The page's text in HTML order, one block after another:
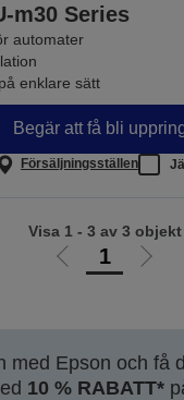
m30 Series
automater
enklare sätt
Begär att få bli
Försäljningsställen
Gå
1
Gå
Visa 1 - 3 av 3 objekt
med Epson och få
10 % RABATT*